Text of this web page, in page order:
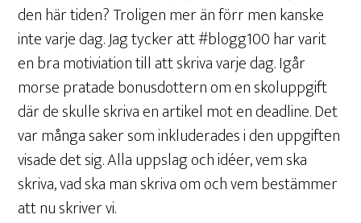
den här tiden? Troligen mer än förr men kanske
inte varje dag. Jag tycker att #blogg100 har varit
en bra motiviation till att skriva varje dag. Igår
morse pratade bonusdottern om en skoluppgift
där de skulle skriva en artikel mot en deadline. Det
var många saker som inkluderades i den uppgiften
visade det sig. Alla uppslag och idéer, vem ska
skriva, vad ska man skriva om och vem bestämmer
att nu skriver vi.